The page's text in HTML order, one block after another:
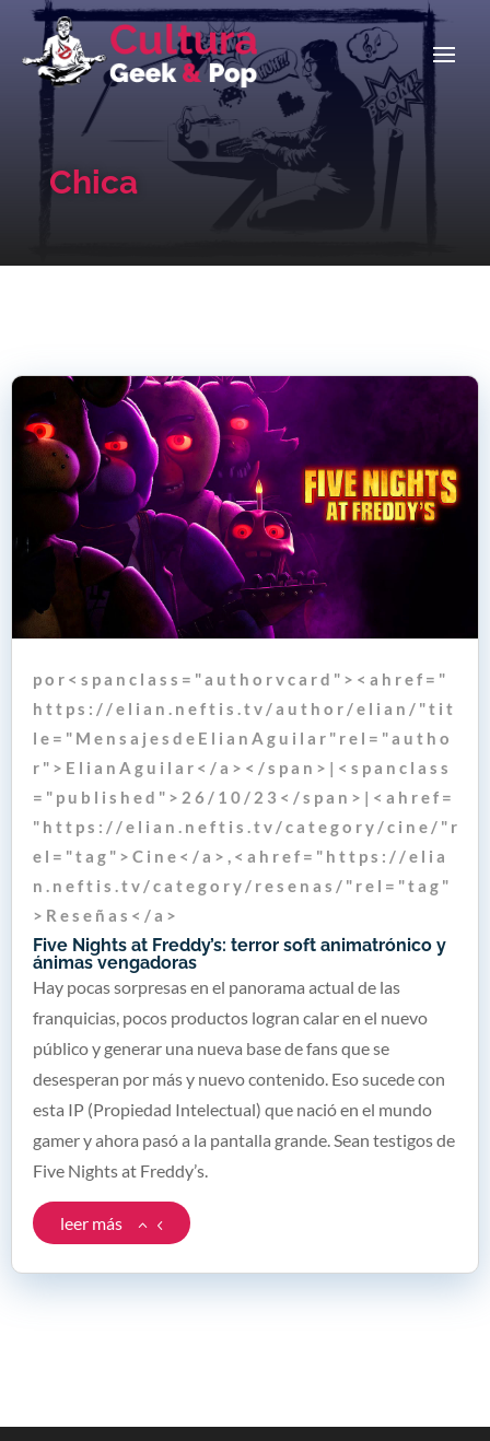
Chica
Five Nights at Freddy’s: terror soft animatrónico y
ánimas vengadoras
p o r < s p a n c l a s s = " a u t h o r v c a r d " > < a h r e f = "
h t t p s : / / e l i a n . n e f t i s . t v / a u t h o r / e l i a n / " t i t
l e = " M e n s a j e s d e E l i a n A g u i l a r " r e l = " a u t h o
r " > E l i a n A g u i l a r < / a > < / s p a n > | < s p a n c l a s s
= " p u b l i s h e d " > 2 6 / 1 0 / 2 3 < / s p a n > | < a h r e f =
" h t t p s : / / e l i a n . n e f t i s . t v / c a t e g o r y / c i n e / " r
e l = " t a g " > C i n e < / a > , < a h r e f = " h t t p s : / / e l i a
n . n e f t i s . t v / c a t e g o r y / r e s e n a s / " r e l = " t a g "
> R e s e ñ a s < / a >
Hay pocas sorpresas en el panorama actual de las
franquicias, pocos productos logran calar en el nuevo
público y generar una nueva base de fans que se
desesperan por más y nuevo contenido. Eso sucede con
esta IP (Propiedad Intelectual) que nació en el mundo
gamer y ahora pasó a la pantalla grande. Sean testigos de
Five Nights at Freddy’s.
leer más